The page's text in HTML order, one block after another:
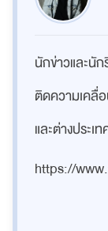
นักข่าวและนั
ติดความเคลื่อ
และต่างประเ
https://